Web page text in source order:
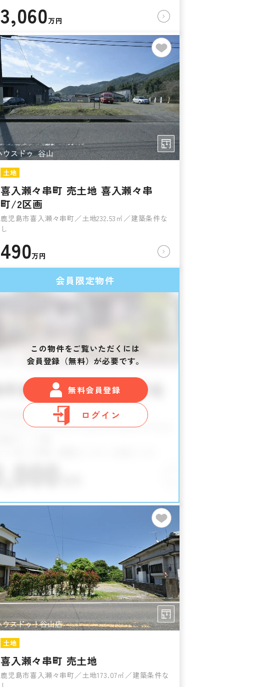
3,060万円
土地
喜入瀬々串町 売土地 喜入瀬々串
町/2区画
鹿児島市喜入瀬々串町／土地232.53㎡／建築条件な
し
490万円
会員限定物件
この物件をご覧いただくには
会員登録（無料）が必要です。
無料会員登録
ログイン
土地
喜入瀬々串町 売土地
鹿児島市喜入瀬々串町／土地173.07㎡／建築条件な